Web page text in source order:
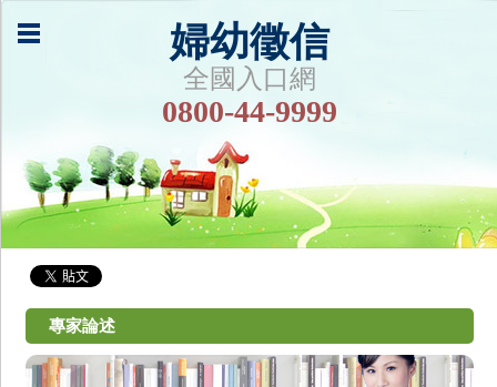
婦幼徵信
全國入口網
0800-44-9999
專家論述